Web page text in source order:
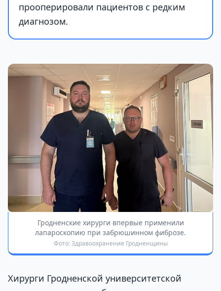
прооперировали пациентов с редким
диагнозом.
Гродненские хирурги впервые применили
лапароскопию при забрюшинном фиброзе.
Фото: Здравоохранение Гродненщины
Хирурги Гродненской университетской